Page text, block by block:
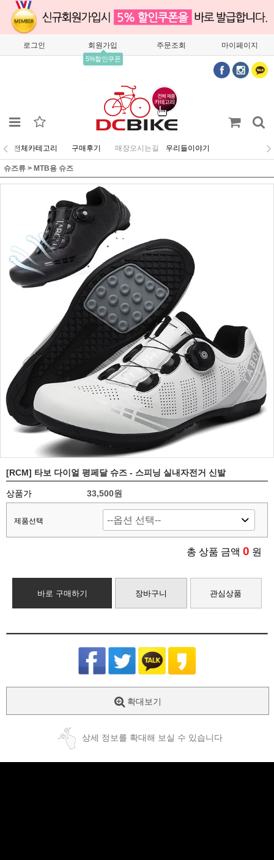
로그인 회원가입
5%할인쿠폰
주문조회 마이페이지
전체카테고리 구매후기 매장오시는길 우리들이야기
슈즈류 > MTB용 슈즈
[RCM] 타보 다이얼 평페달 슈즈 - 스피닝 실내자전거 신발
상품가 33,500원
제품선택
총 상품 금액 0 원
바로 구매하기 장바구니 관심상품
확대보기
상세 정보를 확대해 보실 수 있습니다